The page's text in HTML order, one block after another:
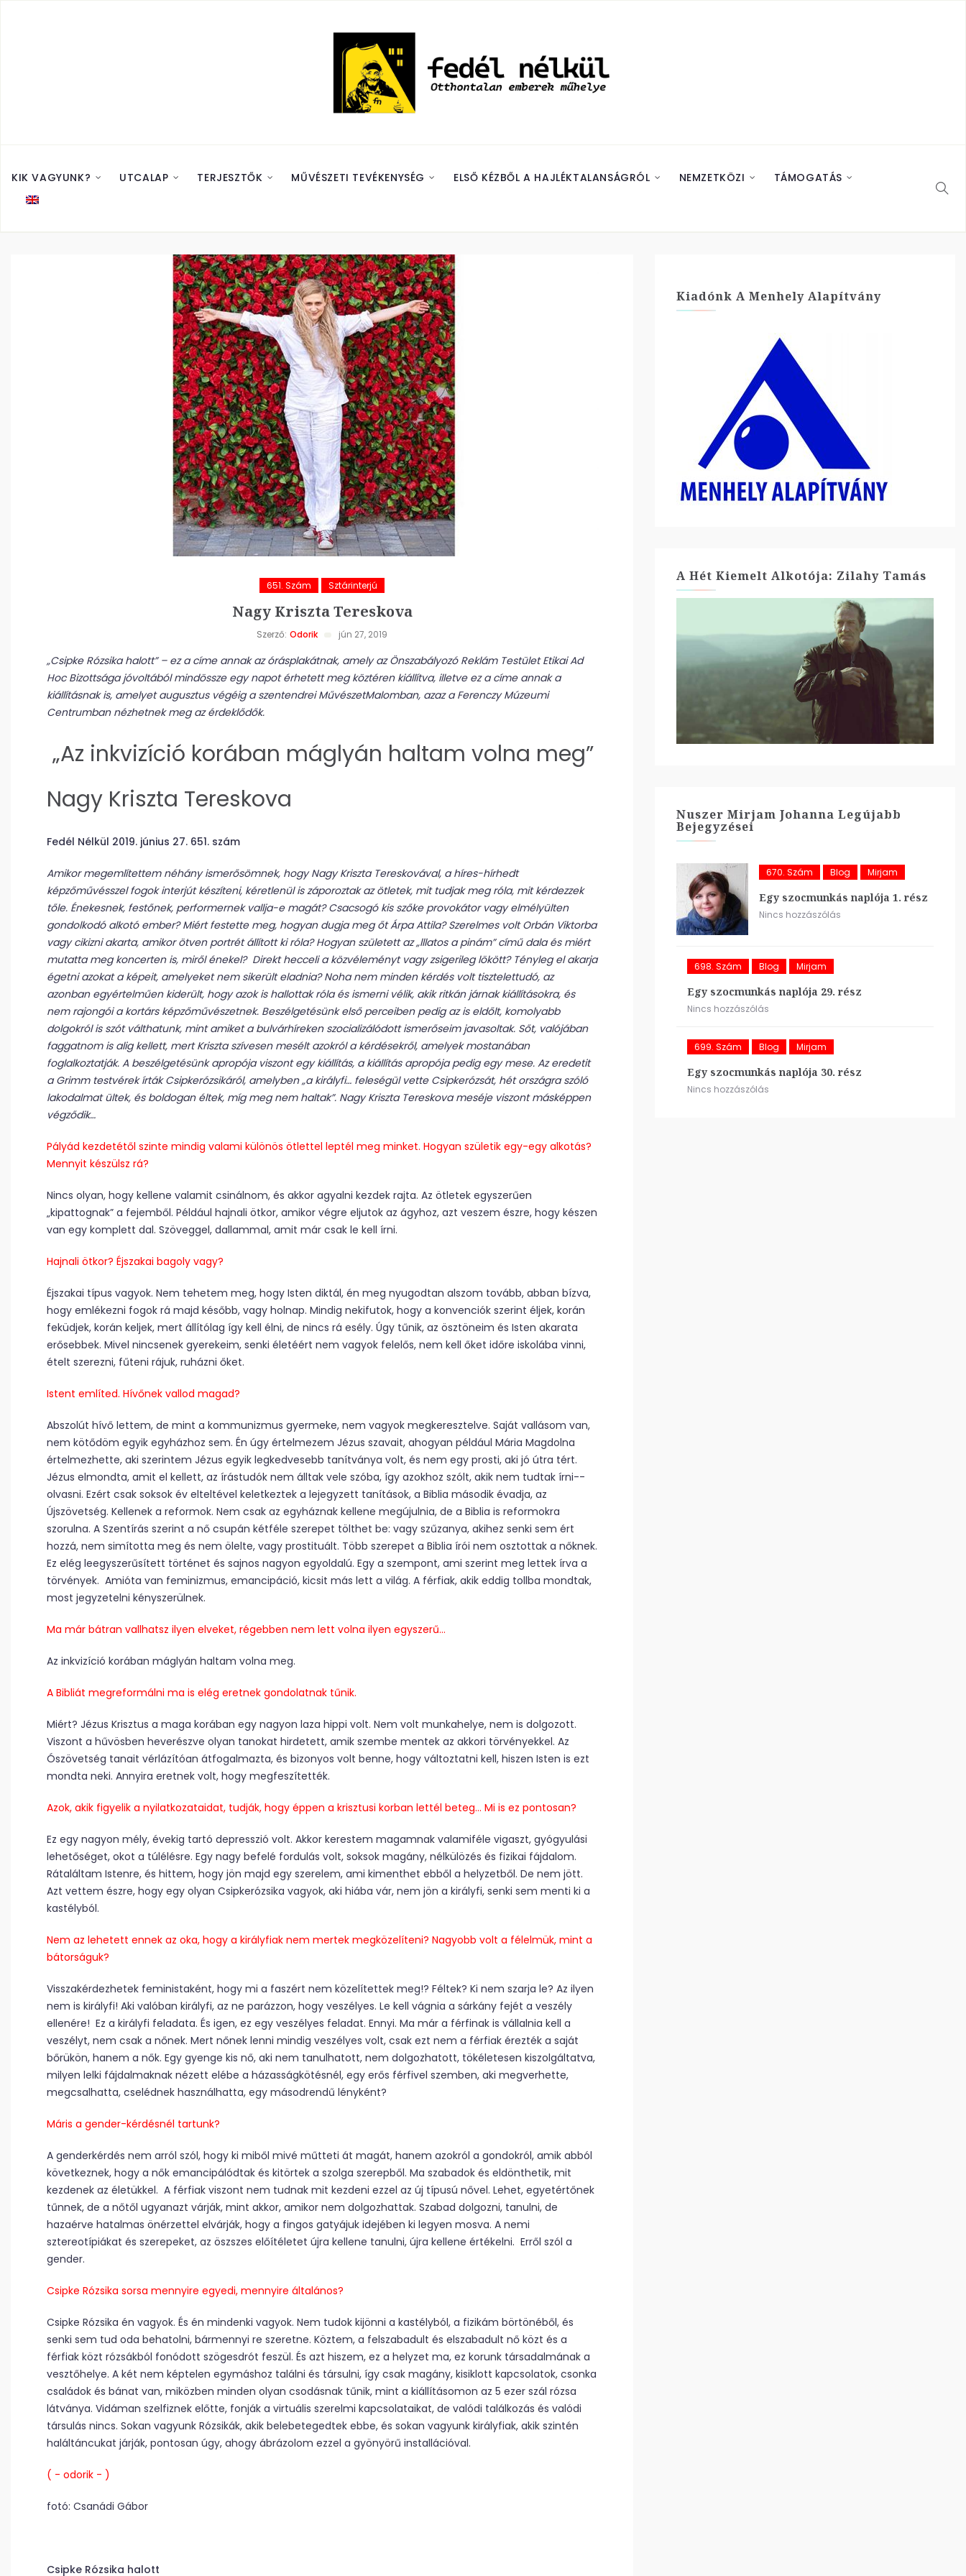
KIK VAGYUNK? UTCALAP TERJESZTŐK MŰVÉSZETI TEVÉKENYSÉG ELSŐ KÉZBŐL A HAJLÉKTALANSÁGRÓL NEMZETKÖZI TÁMOGATÁS
651. Szám Sztárinterjú
Nagy Kriszta Tereskova
Szerző: Odorik jún 27, 2019
„Csipke Rózsika halott” – ez a címe annak az órásplakátnak, amely az Önszabályozó Reklám Testület Etikai Ad
Hoc Bizottsága jóvoltából mindössze egy napot érhetett meg köztéren kiállítva, illetve ez a címe annak a
kiállításnak is, amelyet augusztus végéig a szentendrei MűvészetMalomban, azaz a Ferenczy Múzeumi
Centrumban nézhetnek meg az érdeklődők.
„Az inkvizíció korában máglyán haltam volna meg”
Nagy Kriszta Tereskova
Fedél Nélkül 2019. június 27. 651. szám
Amikor megemlítettem néhány ismerősömnek, hogy Nagy Kriszta Tereskovával, a híres-hírhedt
képzőművésszel fogok interjút készíteni, kéretlenül is záporoztak az ötletek, mit tudjak meg róla, mit kérdezzek
tőle. Énekesnek, festőnek, performernek vallja-e magát? Csacsogó kis szőke provokátor vagy elmélyülten
gondolkodó alkotó ember? Miért festette meg, hogyan dugja meg őt Árpa Attila? Szerelmes volt Orbán Viktorba
vagy cikizni akarta, amikor ötven portrét állított ki róla? Hogyan született az „lllatos a pinám” című dala és miért
mutatta meg koncerten is, miről énekel? Direkt hecceli a közvéleményt vagy zsigerileg lökött? Tényleg el akarja
égetni azokat a képeit, amelyeket nem sikerült eladnia? Noha nem minden kérdés volt tisztelettudó, az
azonban egyértelműen kiderült, hogy azok is hallottak róla és ismerni vélik, akik ritkán járnak kiállításokra, és
nem rajongói a kortárs képzőművészetnek. Beszélgetésünk első perceiben pedig az is eldőlt, komolyabb
dolgokról is szót válthatunk, mint amiket a bulvárhíreken szocializálódott ismerőseim javasoltak. Sőt, valójában
faggatnom is alig kellett, mert Kriszta szívesen mesélt azokról a kérdésekről, amelyek mostanában
foglalkoztatják. A beszélgetésünk apropója viszont egy kiállítás, a kiállítás apropója pedig egy mese. Az eredetit
a Grimm testvérek írták Csipkerózsikáról, amelyben „a királyfi… feleségül vette Csipkerózsát, hét országra szóló
lakodalmat ültek, és boldogan éltek, míg meg nem haltak”. Nagy Kriszta Tereskova meséje viszont másképpen
végződik…
Pályád kezdetétől szinte mindig valami különös ötlettel leptél meg minket. Hogyan születik egy-egy alkotás?
Mennyit készülsz rá?
Nincs olyan, hogy kellene valamit csinálnom, és akkor agyalni kezdek rajta. Az ötletek egyszerűen
„kipattognak” a fejemből. Például hajnali ötkor, amikor végre eljutok az ágyhoz, azt veszem észre, hogy készen
van egy komplett dal. Szöveggel, dallammal, amit már csak le kell írni.
Hajnali ötkor? Éjszakai bagoly vagy?
Éjszakai típus vagyok. Nem tehetem meg, hogy Isten diktál, én meg nyugodtan alszom tovább, abban bízva,
hogy emlékezni fogok rá majd később, vagy holnap. Mindig nekifutok, hogy a konvenciók szerint éljek, korán
feküdjek, korán keljek, mert állítólag így kell élni, de nincs rá esély. Úgy tűnik, az ösztöneim és Isten akarata
erősebbek. Mivel nincsenek gyerekeim, senki életéért nem vagyok felelős, nem kell őket időre iskolába vinni,
ételt szerezni, fűteni rájuk, ruházni őket.
Istent említed. Hívőnek vallod magad?
Abszolút hívő lettem, de mint a kommunizmus gyermeke, nem vagyok megkeresztelve. Saját vallásom van,
nem kötődöm egyik egyházhoz sem. Én úgy értelmezem Jézus szavait, ahogyan például Mária Magdolna
értelmezhette, aki szerintem Jézus egyik legkedvesebb tanítványa volt, és nem egy prosti, aki jó útra tért.
Jézus elmondta, amit el kellett, az írástudók nem álltak vele szóba, így azokhoz szólt, akik nem tudtak írni-­
olvasni. Ezért csak sok­sok év elteltével keletkeztek a lejegyzett tanítások, a Biblia második évadja, az
Újszövetség. Kellenek a reformok. Nem csak az egyháznak kellene megújulnia, de a Biblia is reformokra
szorulna. A Szentírás szerint a nő csupán kétféle szerepet tölthet be: vagy szűzanya, akihez senki sem ért
hozzá, nem simította meg és nem ölelte, vagy prostituált. Több szerepet a Biblia írói nem osztottak a nőknek.
Ez elég leegyszerűsített történet és sajnos nagyon egyoldalú. Egy a szempont, ami szerint meg lettek írva a
törvények. Amióta van feminizmus, emancipáció, kicsit más lett a világ. A férfiak, akik eddig tollba mondtak,
most jegyzetelni kényszerülnek.
Ma már bátran vallhatsz ilyen elveket, régebben nem lett volna ilyen egyszerű…
Az inkvizíció korában máglyán haltam volna meg.
A Bibliát megreformálni ma is elég eretnek gondolatnak tűnik.
Miért? Jézus Krisztus a maga korában egy nagyon laza hippi volt. Nem volt munkahelye, nem is dolgozott.
Viszont a hűvösben heverészve olyan tanokat hirdetett, amik szembe mentek az akkori törvényekkel. Az
Ószövetség tanait vérlázítóan átfogalmazta, és bizonyos volt benne, hogy változtatni kell, hiszen Isten is ezt
mondta neki. Annyira eretnek volt, hogy megfeszítették.
Azok, akik figyelik a nyilatkozataidat, tudják, hogy éppen a krisztusi korban lettél beteg… Mi is ez pontosan?
Ez egy nagyon mély, évekig tartó depresszió volt. Akkor kerestem magamnak valamiféle vigaszt, gyógyulási
lehetőséget, okot a túlélésre. Egy nagy befelé fordulás volt, sok­sok magány, nélkülözés és fizikai fájdalom.
Rátaláltam Istenre, és hittem, hogy jön majd egy szerelem, ami kimenthet ebből a helyzetből. De nem jött.
Azt vettem észre, hogy egy olyan Csipkerózsika vagyok, aki hiába vár, nem jön a királyfi, senki sem menti ki a
kastélyból.
Nem az lehetett ennek az oka, hogy a királyfiak nem mertek megközelíteni? Nagyobb volt a félelmük, mint a
bátorságuk?
Visszakérdezhetek feministaként, hogy mi a faszért nem közelítettek meg!? Féltek? Ki nem szarja le? Az ilyen
nem is királyfi! Aki valóban királyfi, az ne parázzon, hogy veszélyes. Le kell vágnia a sárkány fejét a veszély
ellenére! Ez a királyfi feladata. És igen, ez egy veszélyes feladat. Ennyi. Ma már a férfinak is vállalnia kell a
veszélyt, nem csak a nőnek. Mert nőnek lenni mindig veszélyes volt, csak ezt nem a férfiak érezték a saját
bőrükön, hanem a nők. Egy gyenge kis nő, aki nem tanulhatott, nem dolgozhatott, tökéletesen kiszolgáltatva,
milyen lelki fájdalmaknak nézett elébe a házasságkötésnél, egy erős férfivel szemben, aki megverhette,
megcsalhatta, cselédnek használhatta, egy másodrendű lényként?
Máris a gender-kérdésnél tartunk?
A gender­kérdés nem arról szól, hogy ki miből mivé műtteti át magát, hanem azokról a gondokról, amik abból
következnek, hogy a nők emancipálódtak és kitörtek a szolga szerepből. Ma szabadok és eldönthetik, mit
kezdenek az életükkel. A férfiak viszont nem tudnak mit kezdeni ezzel az új típusú nővel. Lehet, egyetértőnek
tűnnek, de a nőtől ugyanazt várják, mint akkor, amikor nem dolgozhattak. Szabad dolgozni, tanulni, de
hazaérve hatalmas önérzettel elvárják, hogy a fingos gatyájuk idejében ki legyen mosva. A nemi
sztereotípiákat és szerepeket, az öszszes előítéletet újra kellene tanulni, újra kellene értékelni. Erről szól a
gender.
Csipke Rózsika sorsa mennyire egyedi, mennyire általános?
Csipke Rózsika én vagyok. És én mindenki vagyok. Nem tudok kijönni a kastélyból, a fizikám börtönéből, és
senki sem tud oda behatolni, bármennyi re szeretne. Köztem, a felszabadult és elszabadult nő közt és a
férfiak közt rózsákból fonódott szögesdrót feszül. És azt hiszem, ez a helyzet ma, ez korunk társadalmának a
vesztőhelye. A két nem képtelen egymáshoz találni és társulni, így csak magány, kisiklott kapcsolatok, csonka
családok és bánat van, miközben minden olyan csodásnak tűnik, mint a kiállításomon az 5 ezer szál rózsa
látványa. Vidáman szelfiznek előtte, fonják a virtuális szerelmi kapcsolataikat, de valódi találkozás és valódi
társulás nincs. Sokan vagyunk Rózsikák, akik belebetegedtek ebbe, és sokan vagyunk királyfiak, akik szintén
haláltáncukat járják, pontosan úgy, ahogy ábrázolom ezzel a gyönyörű installációval.
( ­- odorik -­ )
fotó: Csanádi Gábor
Csipke Rózsika halott
Kiadónk A Menhely Alapítvány
A Hét Kiemelt Alkotója: Zilahy Tamás
Nuszer Mirjam Johanna Legújabb
Bejegyzései
670. Szám Blog Mirjam
Egy szocmunkás naplója 1. rész
Nincs hozzászólás
698. Szám Blog Mirjam
Egy szocmunkás naplója 29. rész
Nincs hozzászólás
699. Szám Blog Mirjam
Egy szocmunkás naplója 30. rész
Nincs hozzászólás